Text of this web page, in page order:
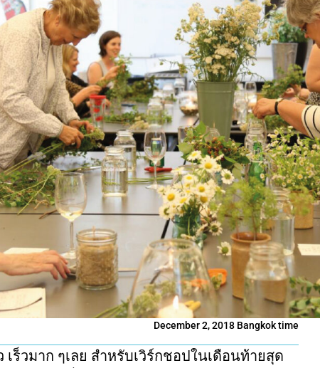
December 2, 2018 Bangkok time
ร็วมาก ๆเลย สำหรับเวิร์กชอปในเดือนท้ายสุด